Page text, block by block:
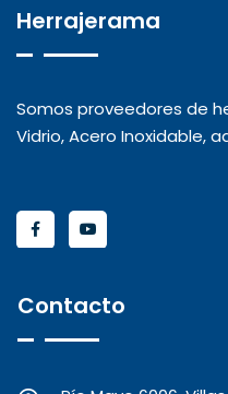
Herrajerama
Somos proveedores de
Vidrio, Acero Inoxidable,
Contacto